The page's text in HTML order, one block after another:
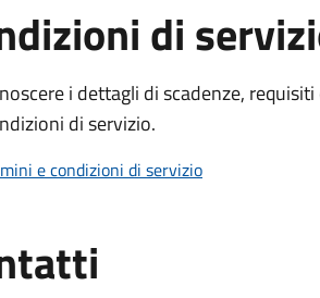
di
i dettagli di scadenze,
di servizio.
e condizioni di servizio